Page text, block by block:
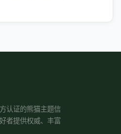
认证的熊猫主题信
者提供权威、丰富